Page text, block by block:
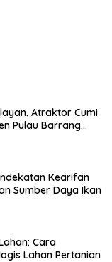
Atraktor Cumi
Pulau Barrang
Kearifan
Sumber Daya Ikan
Cara
Lahan Pertanian